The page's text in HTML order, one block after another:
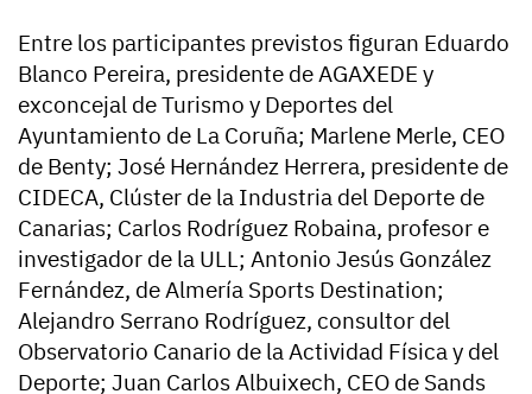
Entre los participantes previstos figuran Eduardo
Blanco Pereira, presidente de AGAXEDE y
exconcejal de Turismo y Deportes del
Ayuntamiento de La Coruña; Marlene Merle, CEO
de Benty; José Hernández Herrera, presidente de
CIDECA, Clúster de la Industria del Deporte de
Canarias; Carlos Rodríguez Robaina, profesor e
investigador de la ULL; Antonio Jesús González
Fernández, de Almería Sports Destination;
Alejandro Serrano Rodríguez, consultor del
Observatorio Canario de la Actividad Física y del
Deporte; Juan Carlos Albuixech, CEO de Sands